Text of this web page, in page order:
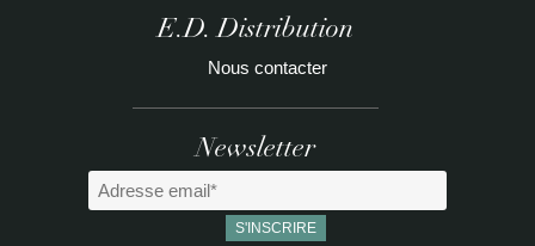
E.D. Distribution
Nous contacter
Newsletter